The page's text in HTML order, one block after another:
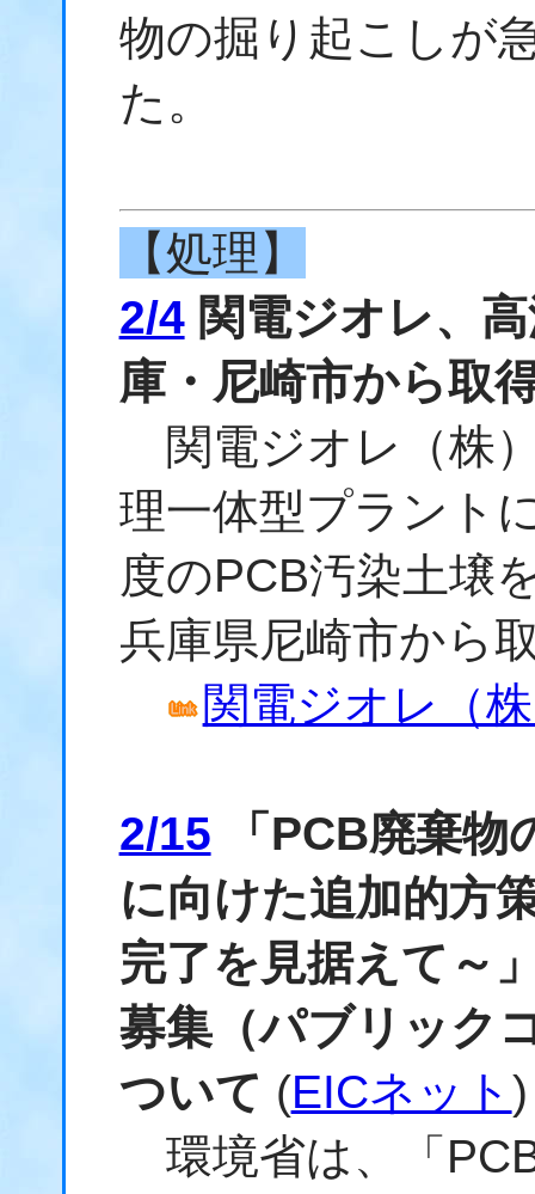
物の掘り起こしが
た。
【処理】
2/4関電ジオレ、
庫・尼崎市から取
関電ジオレ（株
理一体型プラント
度のPCB汚染土壌
兵庫県尼崎市から
関電ジオレ（
2/15 「PCB廃棄物
に向けた追加的方
完了を見据えて～
募集（パブリック
ついて (EICネット )
環境省は、「